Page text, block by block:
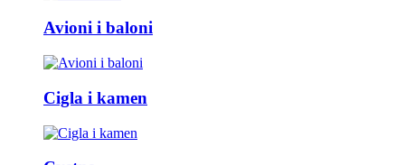
Avioni i baloni
Cigla i kamen